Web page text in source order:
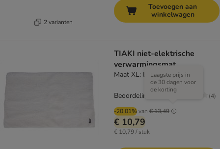
2 varianten
Toevoegen aan
winkelwagen
TIAKI niet-elektrische
verwarmingsmat
Maat XL: L 110 x B 70 cm
-20.01%van € 13,49
Laagste prijs in
de 30 dagen voor
de korting
€ 10,79
€ 10,79 / stuk
Beoordeling: 2.8/5 (4)